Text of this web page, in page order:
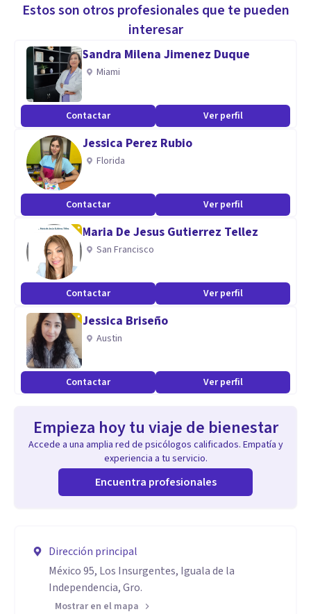
Estos son otros profesionales que te pueden
interesar
Sandra Milena Jimenez Duque
Miami
Contactar Ver perfil
Jessica Perez Rubio
Florida
Contactar Ver perfil
Maria De Jesus Gutierrez Tellez
San Francisco
Contactar Ver perfil
Jessica Briseño
Austin
Contactar Ver perfil
Empieza hoy tu viaje de bienestar
Accede a una amplia red de psicólogos calificados. Empatía y
experiencia a tu servicio.
Encuentra profesionales
Dirección principal
México 95, Los Insurgentes, Iguala de la
Independencia, Gro.
Mostrar en el mapa